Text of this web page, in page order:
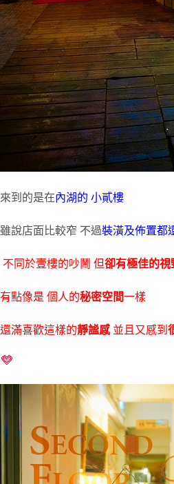
來到的是在內湖的 小貳樓
雖說店面比較窄 不過裝潢及佈置都
不同於壹樓的吵鬧 但卻有極佳的視
有點像是 個人的秘密空間一樣
還滿喜歡這樣的靜謐感並且又感到